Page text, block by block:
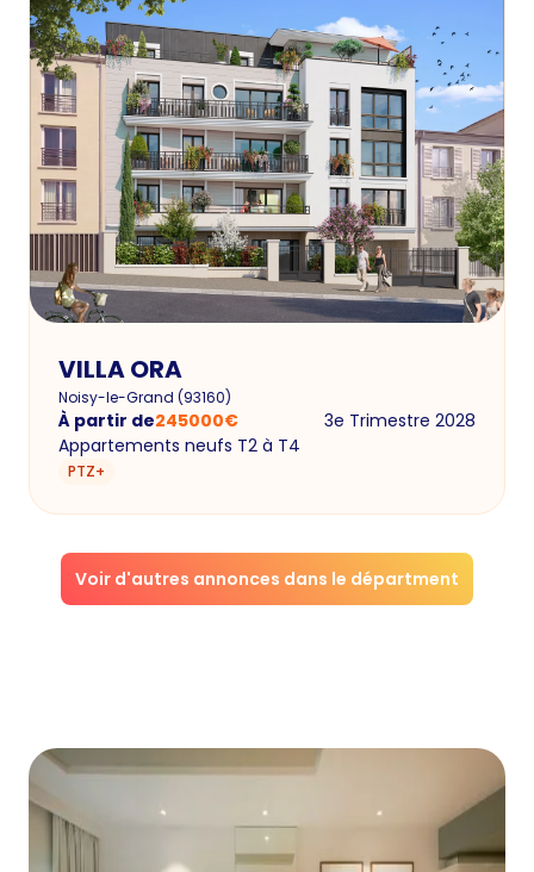
VILLA ORA
Noisy-le-Grand (93160)
À partir de245000€
3e Trimestre 2028
Appartements neufs T2 à T4
PTZ+
Voir d'autres annonces dans le départment